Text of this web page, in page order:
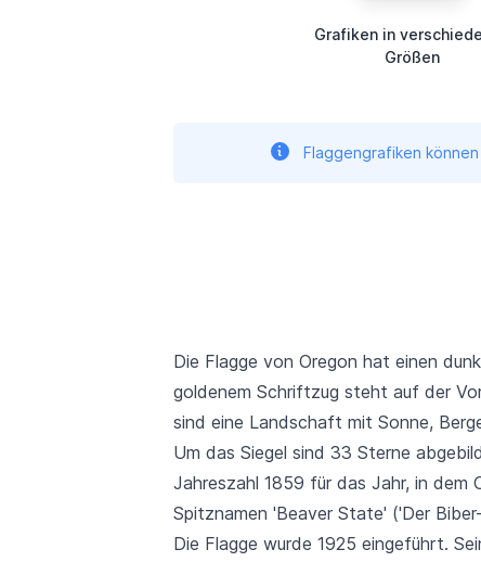
Grafiken in
Größen
Flaggengrafiken
Die Flagge von Oregon hat einen
goldenem Schriftzug steht auf der
sind eine Landschaft mit Sonne,
Um das Siegel sind 33 Sterne
Jahreszahl 1859 für das Jahr, in dem
Spitznamen 'Beaver State' ('Der
Die Flagge wurde 1925 eingeführt.